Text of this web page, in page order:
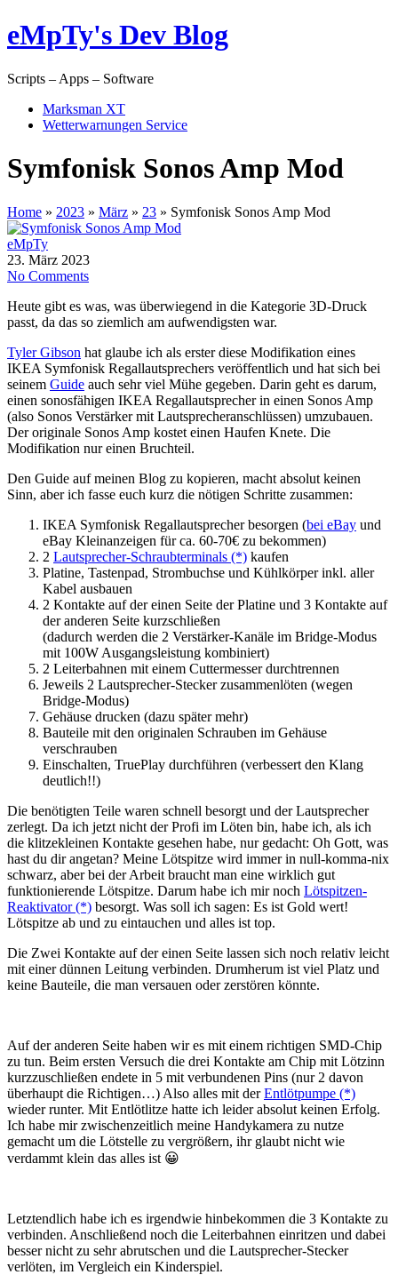
eMpTy's Dev Blog
Scripts – Apps – Software
Marksman XT
Wetterwarnungen Service
Symfonisk Sonos Amp Mod
Home » 2023 » März » 23 » Symfonisk Sonos Amp Mod
eMpTy
23. März 2023
No Comments
Heute gibt es was, was überwiegend in die Kategorie 3D-Druck
passt, da das so ziemlich am aufwendigsten war.
Tyler Gibson hat glaube ich als erster diese Modifikation eines
IKEA Symfonisk Regallautsprechers veröffentlich und hat sich bei
seinem Guide auch sehr viel Mühe gegeben. Darin geht es darum,
einen sonosfähigen IKEA Regallautsprecher in einen Sonos Amp
(also Sonos Verstärker mit Lautsprecheranschlüssen) umzubauen.
Der originale Sonos Amp kostet einen Haufen Knete. Die
Modifikation nur einen Bruchteil.
Den Guide auf meinen Blog zu kopieren, macht absolut keinen
Sinn, aber ich fasse euch kurz die nötigen Schritte zusammen:
IKEA Symfonisk Regallautsprecher besorgen (bei eBay und
eBay Kleinanzeigen für ca. 60-70€ zu bekommen)
2 Lautsprecher-Schraubterminals (*) kaufen
Platine, Tastenpad, Strombuchse und Kühlkörper inkl. aller
Kabel ausbauen
2 Kontakte auf der einen Seite der Platine und 3 Kontakte auf
der anderen Seite kurzschließen
(dadurch werden die 2 Verstärker-Kanäle im Bridge-Modus
mit 100W Ausgangsleistung kombiniert)
2 Leiterbahnen mit einem Cuttermesser durchtrennen
Jeweils 2 Lautsprecher-Stecker zusammenlöten (wegen
Bridge-Modus)
Gehäuse drucken (dazu später mehr)
Bauteile mit den originalen Schrauben im Gehäuse
verschrauben
Einschalten, TruePlay durchführen (verbessert den Klang
deutlich!!)
Die benötigten Teile waren schnell besorgt und der Lautsprecher
zerlegt. Da ich jetzt nicht der Profi im Löten bin, habe ich, als ich
die klitzekleinen Kontakte gesehen habe, nur gedacht: Oh Gott, was
hast du dir angetan? Meine Lötspitze wird immer in null-komma-nix
schwarz, aber bei der Arbeit braucht man eine wirklich gut
funktionierende Lötspitze. Darum habe ich mir noch Lötspitzen-
Reaktivator (*) besorgt. Was soll ich sagen: Es ist Gold wert!
Lötspitze ab und zu eintauchen und alles ist top.
Die Zwei Kontakte auf der einen Seite lassen sich noch relativ leicht
mit einer dünnen Leitung verbinden. Drumherum ist viel Platz und
keine Bauteile, die man versauen oder zerstören könnte.
Auf der anderen Seite haben wir es mit einem richtigen SMD-Chip
zu tun. Beim ersten Versuch die drei Kontakte am Chip mit Lötzinn
kurzzuschließen endete in 5 mit verbundenen Pins (nur 2 davon
überhaupt die Richtigen…) Also alles mit derEntlötpumpe (*)
wieder runter. Mit Entlötlitze hatte ich leider absolut keinen Erfolg.
Ich habe mir zwischenzeitlich meine Handykamera zu nutze
gemacht um die Lötstelle zu vergrößern, ihr glaubt nicht wie
verdammt klein das alles ist 😀
Letztendlich habe ich es irgendwie hinbekommen die 3 Kontakte zu
verbinden. Anschließend noch die Leiterbahnen einritzen und dabei
besser nicht zu sehr abrutschen und die Lautsprecher-Stecker
verlöten, im Vergleich ein Kinderspiel.